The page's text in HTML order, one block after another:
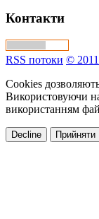
Контакти
RSS потоки ©
Cookies
Використовуючи
використанням
Decline Прийняти